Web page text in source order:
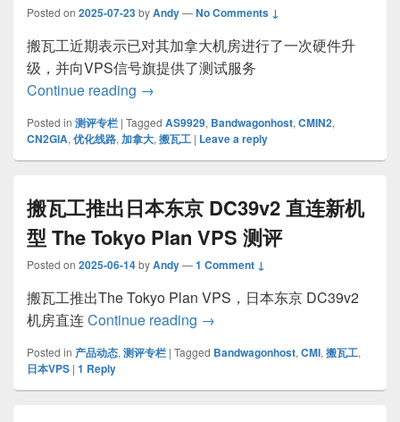
Posted on 2025-07-23byAndy—No Comments ↓
搬瓦工近期表示已对其加拿大机房进行了一次硬件升
级，并向VPS信号旗提供了测试服务
Continue reading 搬瓦工加拿大机房升级硬件后测试：高
→
Posted in 测评专栏 | Tagged AS9929, Bandwagonhost, CMIN2,
CN2GIA, 优化线路, 加拿大, 搬瓦工 | Leave a reply
搬瓦工推出日本东京 DC39v2 直连新机
型 The Tokyo Plan VPS 测评
Posted on 2025-06-14byAndy—1 Comment ↓
搬瓦工推出The Tokyo Plan VPS，日本东京 DC39v2
机房直连Continue reading 搬瓦工推出日本东京 DC39v2
→
Posted in 产品动态, 测评专栏 | Tagged Bandwagonhost, CMI, 搬瓦工,
日本VPS | 1 Reply